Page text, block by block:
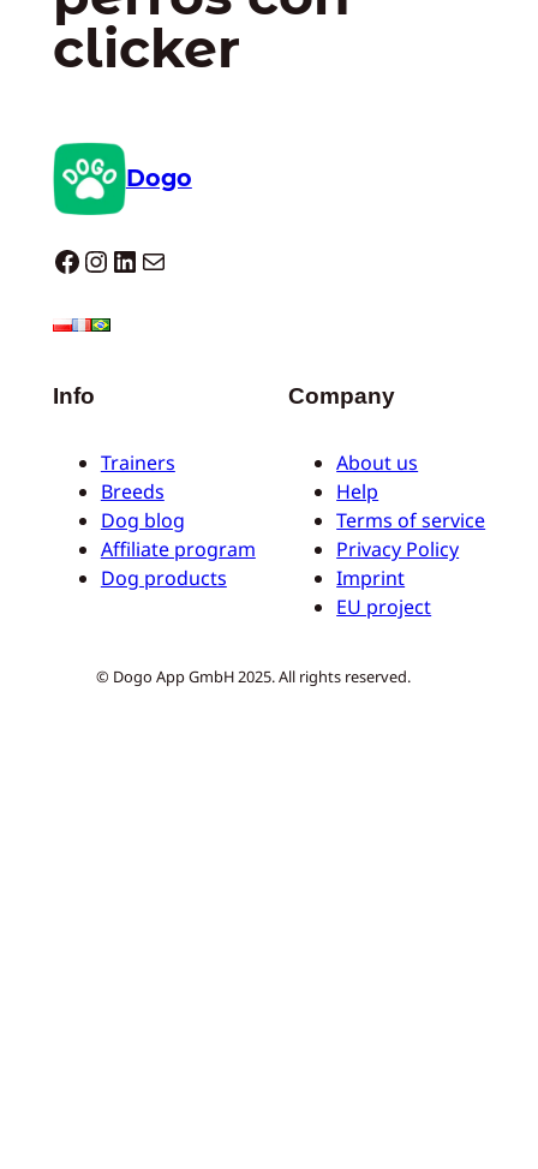
clicker
Dogo
Dogo facebook InstagramLinkedIn Correo electrónico
Info
Trainers
Breeds
Dog blog
Affiliate program
Dog products
Company
About us
Help
Terms of service
Privacy Policy
Imprint
EU project
© Dogo App GmbH 2025. All rights reserved.